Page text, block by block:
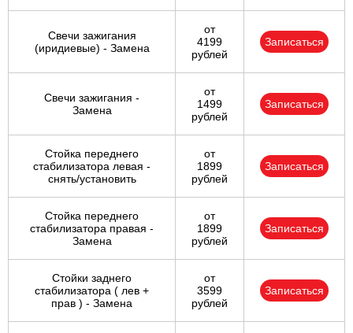
Свечи зажигания
(иридиевые) - Замена
от
4199
рублей
Записаться
Свечи зажигания -
Замена
от
1499
рублей
Записаться
Стойка переднего
стабилизатора левая -
снять/установить
от
1899
рублей
Записаться
Стойка переднего
стабилизатора правая -
Замена
от
1899
рублей
Записаться
Стойки заднего
стабилизатора ( лев +
прав ) - Замена
от
3599
рублей
Записаться